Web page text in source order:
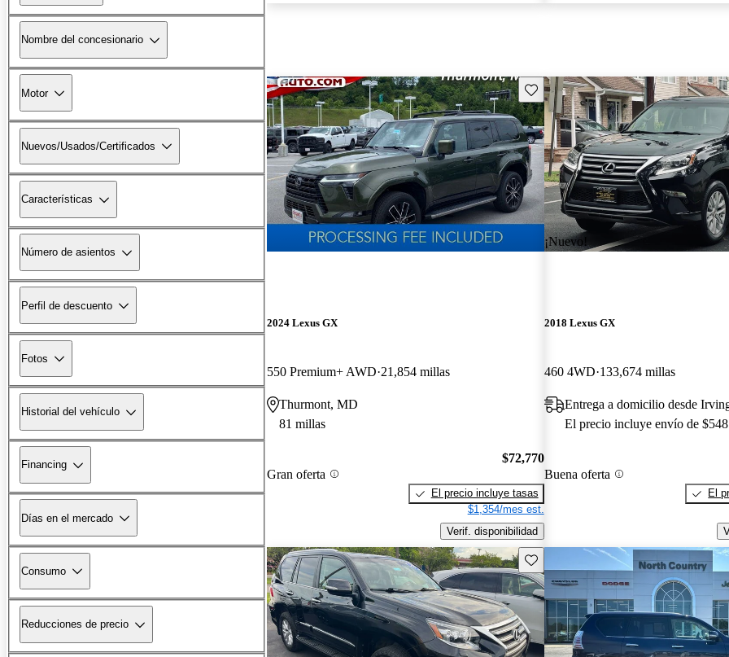
Nombre del concesionario
Motor
Nuevos/Usados/Certificados
Características
Número de asientos
Perfil de descuento
Fotos
Historial del vehículo
Financing
Días en el mercado
Consumo
Reducciones de precio
Guarda este Aviso
2024 Lexus GX
550 Premium+ AWD 21,854 millas
Thurmont, MD
81 millas
Gran oferta
$72,770
El precio incluye tasas
$1,354/mes est.
Verif. disponibilidad
¡Nuevo!
2018 Lexus GX
460 4WD 133,674 millas
Entrega a domicilio desde
El precio incluye envío de $548
Buena oferta
El
Guarda este Aviso